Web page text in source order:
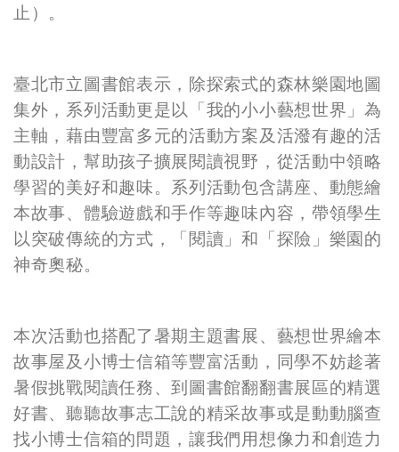
止）。
臺北市立圖書館表示，除探索式的森林樂園地圖
集外，系列活動更是以「我的小小藝想世界」為
主軸，藉由豐富多元的活動方案及活潑有趣的活
動設計，幫助孩子擴展閱讀視野，從活動中領略
學習的美好和趣味。系列活動包含講座、動態繪
本故事、體驗遊戲和手作等趣味內容，帶領學生
以突破傳統的方式，「閱讀」和「探險」樂園的
神奇奧秘。
本次活動也搭配了暑期主題書展、藝想世界繪本
故事屋及小博士信箱等豐富活動，同學不妨趁著
暑假挑戰閱讀任務、到圖書館翻翻書展區的精選
好書、聽聽故事志工說的精采故事或是動動腦查
找小博士信箱的問題，讓我們用想像力和創造力